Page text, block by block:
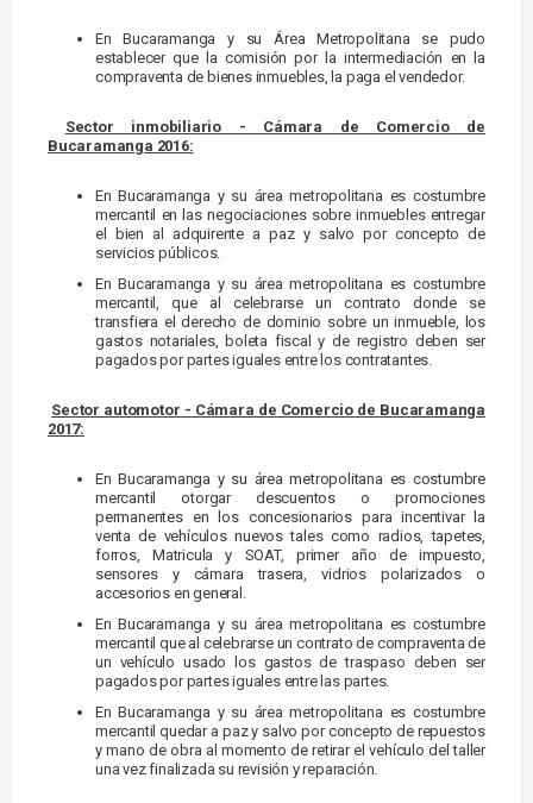
En Bucaramanga y su Área Metropolitana se pudo
establecer que la comisión por la intermediación en la
compraventa de bienes inmuebles, la paga el vendedor.
Sector inmobiliario - Cámara de Comercio de
Bucaramanga 2016:
En Bucaramanga y su área metropolitana es costumbre
mercantil en las negociaciones sobre inmuebles entregar
el bien al adquirente a paz y salvo por concepto de
servicios públicos.
En Bucaramanga y su área metropolitana es costumbre
mercantil, que al celebrarse un contrato donde se
transfiera el derecho de dominio sobre un inmueble, los
gastos notariales, boleta fiscal y de registro deben ser
pagados por partes iguales entre los contratantes.
Sector automotor - Cámara de Comercio de Bucaramanga
2017:
En Bucaramanga y su área metropolitana es costumbre
mercantil otorgar descuentos o promociones
permanentes en los concesionarios para incentivar la
venta de vehículos nuevos tales como radios, tapetes,
forros, Matricula y SOAT, primer año de impuesto,
sensores y cámara trasera, vidrios polarizados o
accesorios en general.
En Bucaramanga y su área metropolitana es costumbre
mercantil que al celebrarse un contrato de compraventa de
un vehículo usado los gastos de traspaso deben ser
pagados por partes iguales entre las partes.
En Bucaramanga y su área metropolitana es costumbre
mercantil quedar a paz y salvo por concepto de repuestos
y mano de obra al momento de retirar el vehículo del taller
una vez finalizada su revisión y reparación.